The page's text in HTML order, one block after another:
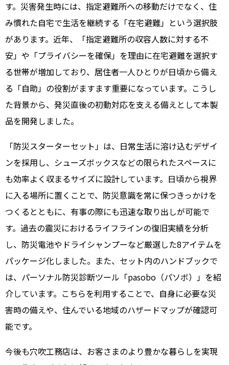
す。災害発生時には、指定避難所への移動だけでなく、住
み慣れた自宅で生活を継続する「在宅避難」という選択肢
があります。近年、「指定避難所の収容人数に対する不
安」や「プライバシーを確保」を理由に在宅避難を選択す
る世帯が増加しており、居住者一人ひとりが日頃から備え
る「自助」の役割がますます重要になっています。こうし
た背景から、発災直後の初動対応を支える備えとして本製
品を開発しました。
「防災スターターセット」は、日常生活に溶け込むデザイ
ンを採用し、シューズボックスなどの限られたスペースに
も効率よく収まるサイズに設計しています。日頃から視界
に入る場所に置くことで、防災意識を常に保つきっかけを
つくるとともに、有事の際にも迅速な取り出しが可能で
す。過去の震災におけるライフラインの復旧実績を分析
し、防災電池やドライシャンプーなど厳選した8アイテムを
パッケージ化しました。また、セット内のハンドブックで
は、パーソナル防災診断ツール「pasobo（パソボ）」を紹
介しています。こちらを利用することで、自身に必要な災
害時の備えや、住んでいる地域のハザードマップが確認可
能です。
今後も穴吹工務店は、お客さまのより豊かな暮らしを実現